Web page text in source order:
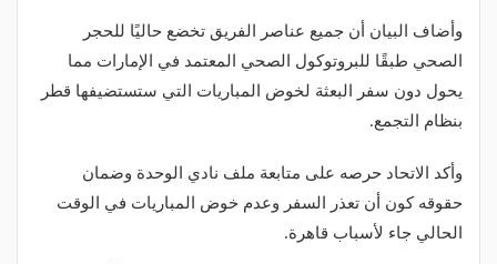
وأضاف البيان أن جميع عناصر الفريق تخضع حاليًا للحجر
الصحي طبقًا للبروتوكول الصحي المعتمد في الإمارات مما
يحول دون سفر البعثة لخوض المباريات التي ستستضيفها قطر
بنظام التجمع.
وأكد الاتحاد حرصه على متابعة ملف نادي الوحدة وضمان
حقوقه كون أن تعذر السفر وعدم خوض المباريات في الوقت
الحالي جاء لأسباب قاهرة.